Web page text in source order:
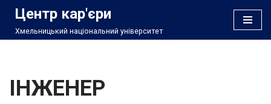
Перейти
Центр кар'єри
Хмельницький національний університет
ІНЖЕНЕР